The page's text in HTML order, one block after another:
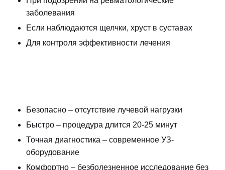
заболевания
Если наблюдаются щелчки, хруст в суставах
Для контроля эффективности лечения
Безопасно – отсутствие лучевой нагрузки
Быстро – процедура длится 20-25 минут
Точная диагностика – современное УЗ-
оборудование
Комфортно – безболезненное исследование без